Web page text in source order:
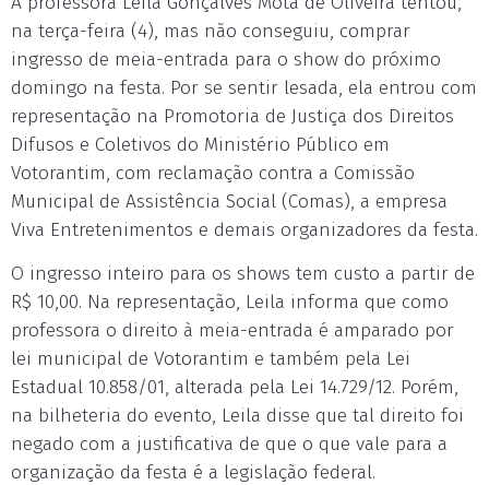
na terça-feira (4), mas não conseguiu, comprar
ingresso de meia-entrada para o show do próximo
domingo na festa. Por se sentir lesada, ela entrou com
representação na Promotoria de Justiça dos Direitos
Difusos e Coletivos do Ministério Público em
Votorantim, com reclamação contra a Comissão
Municipal de Assistência Social (Comas), a empresa
Viva Entretenimentos e demais organizadores da festa.
O ingresso inteiro para os shows tem custo a partir de
R$ 10,00. Na representação, Leila informa que como
professora o direito à meia-entrada é amparado por
lei municipal de Votorantim e também pela Lei
Estadual 10.858/01, alterada pela Lei 14.729/12. Porém,
na bilheteria do evento, Leila disse que tal direito foi
negado com a justificativa de que o que vale para a
organização da festa é a legislação federal.